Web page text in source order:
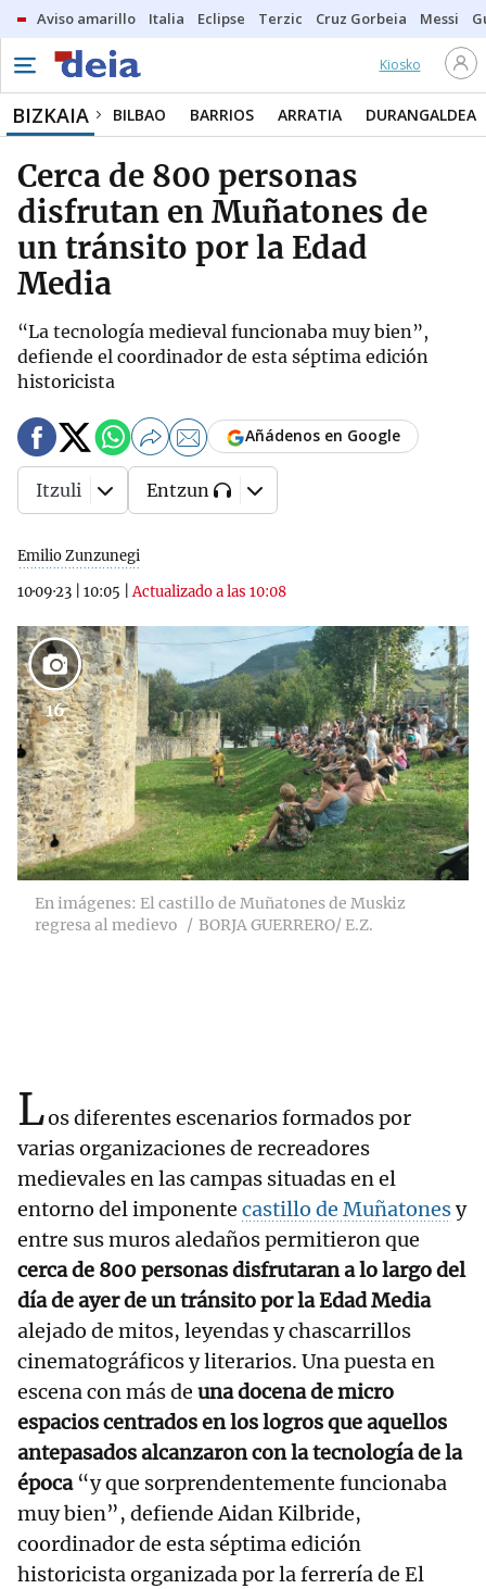
Aviso amarillo Italia Eclipse Terzic Cruz Gorbeia Messi
Kiosko
BIZKAIA BILBAO BARRIOS ARRATIA DURANGALDEA
Cerca de 800 personas
disfrutan en Muñatones de
un tránsito por la Edad
Media
“La tecnología medieval funcionaba muy bien”,
defiende el coordinador de esta séptima edición
historicista
Emilio Zunzunegi
10·09·23
10:05 |Actualizado a las 10:08
Añádenos en Google
Itzuli Entzun
16
En imágenes: El castillo de Muñatones de Muskiz
regresa al medievo
BORJA GUERRERO/ E.Z.
Los diferentes escenarios formados por
varias organizaciones de recreadores
medievales en las campas situadas en el
entorno del imponente castillo de Muñatonesy
entre sus muros aledaños permitieron que
cerca de 800 personas disfrutaran a lo largo del
día de ayer de un tránsito por la Edad Media
alejado de mitos, leyendas y chascarrillos
cinematográficos y literarios. Una puesta en
escena con más de una docena de micro
espacios centrados en los logros que aquellos
antepasados alcanzaron con la tecnología de la
época“y que sorprendentemente funcionaba
muy bien”, defiende Aidan Kilbride,
coordinador de esta séptima edición
historicista organizada por la ferrería de El